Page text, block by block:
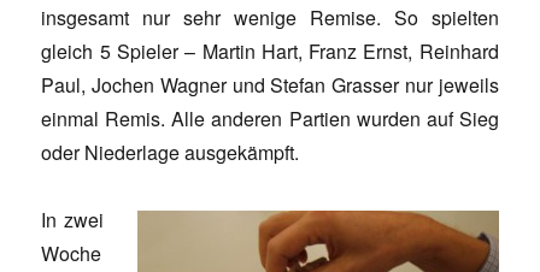
insgesamt nur sehr wenige Remise. So spielten
gleich 5 Spieler – Martin Hart, Franz Ernst, Reinhard
Paul, Jochen Wagner und Stefan Grasser nur jeweils
einmal Remis. Alle anderen Partien wurden auf Sieg
oder Niederlage ausgekämpft.
In zwei
Woche